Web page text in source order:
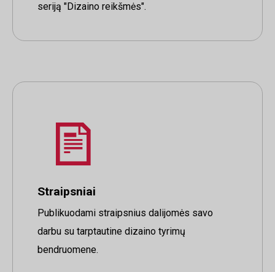
seriją "Dizaino reikšmės".
Straipsniai
Publikuodami straipsnius dalijomės savo
darbu su tarptautine dizaino tyrimų
bendruomene.